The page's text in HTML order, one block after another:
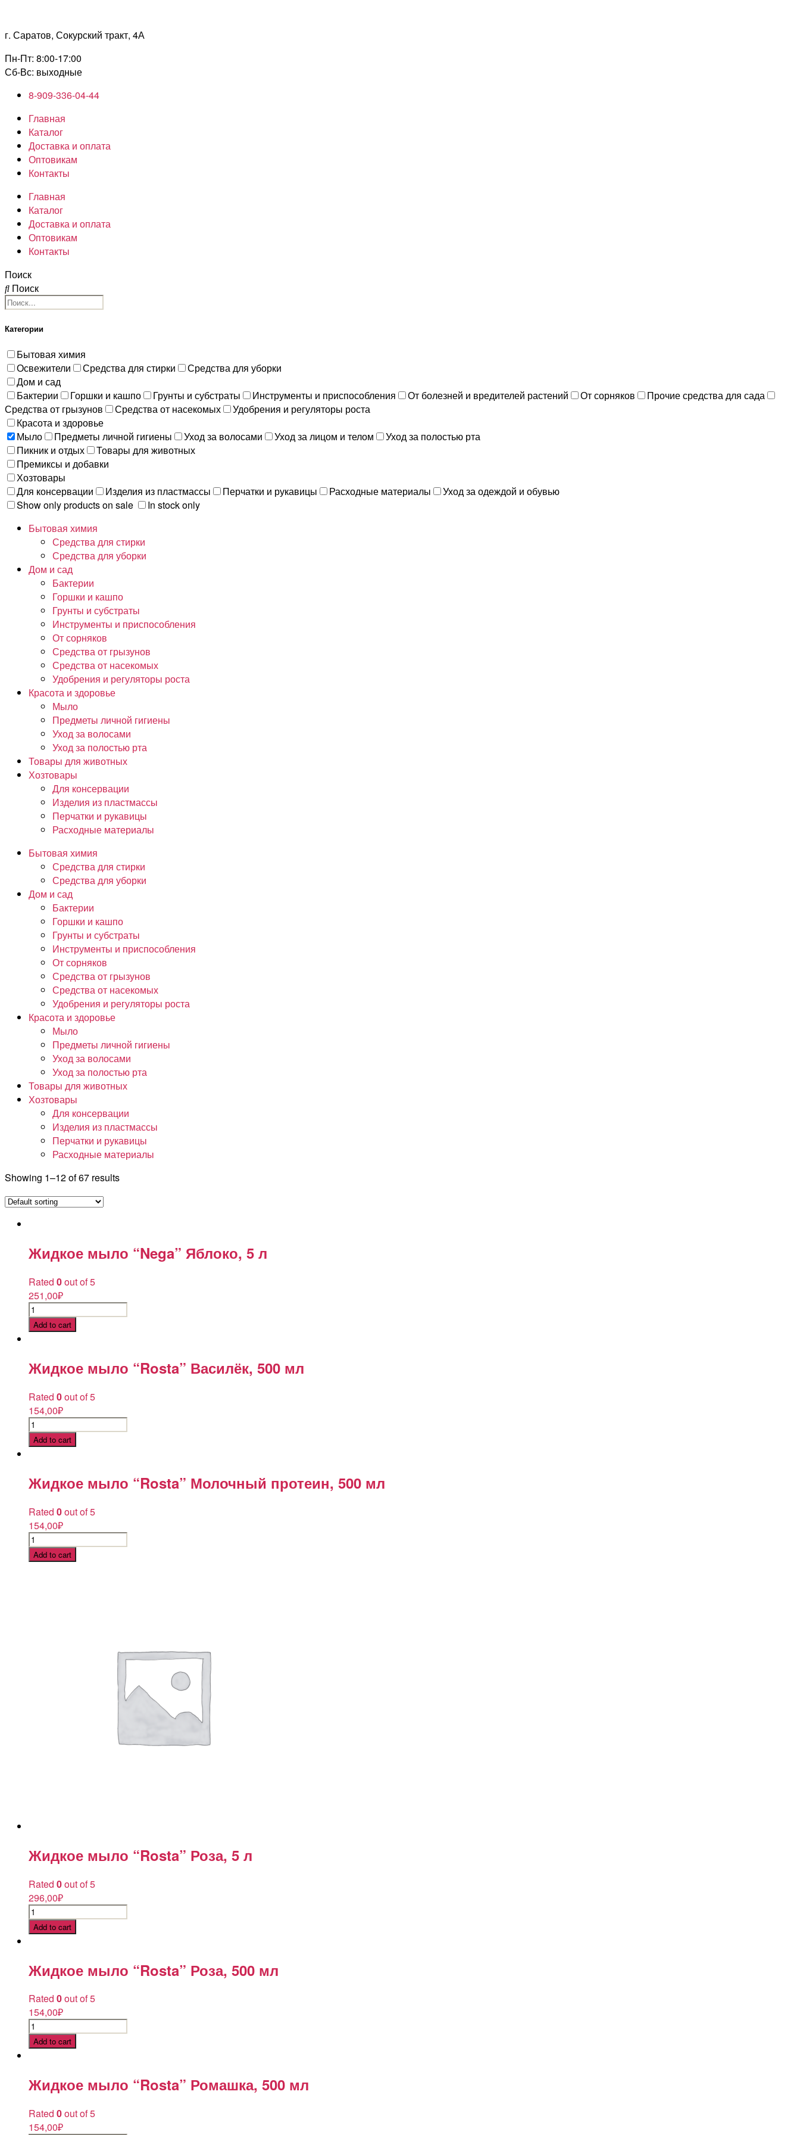
содержимому
г. Саратов, Сокурский тракт, 4А
Пн-Пт: 8:00-17:00
Сб-Вс: выходные
8-909-336-04-44
Главная
Каталог
Доставка и оплата
Оптовикам
Контакты
Главная
Каталог
Доставка и оплата
Оптовикам
Контакты
Поиск
Поиск
Категории
Бытовая химия
Освежители
Средства для стирки
Средства для уборки
Дом и сад
Бактерии
Горшки и кашпо Грунты и субстраты Инструменты и приспособления От болезней и вредителей растений От сорняков
Прочие средства для сада
Средства от грызунов
Средства от насекомых
Удобрения и регуляторы роста
Красота и здоровье
Мыло
Предметы личной гигиены Уход за волосами Уход за лицом и телом
Уход за полостью рта
Пикник и отдых
Товары для животных
Премиксы и добавки
Хозтовары
Для консервации
Изделия из пластмассы Перчатки и рукавицы Расходные материалы
Уход за одеждой и обувью
Show only products on sale
In stock only
Бытовая химия
Средства для стирки
Средства для уборки
Дом и сад
Бактерии
Горшки и кашпо
Грунты и субстраты
Инструменты и приспособления
От сорняков
Средства от грызунов
Средства от насекомых
Удобрения и регуляторы роста
Красота и здоровье
Мыло
Предметы личной гигиены
Уход за волосами
Уход за полостью рта
Товары для животных
Хозтовары
Для консервации
Изделия из пластмассы
Перчатки и рукавицы
Расходные материалы
Бытовая химия
Средства для стирки
Средства для уборки
Дом и сад
Бактерии
Горшки и кашпо
Грунты и субстраты
Инструменты и приспособления
От сорняков
Средства от грызунов
Средства от насекомых
Удобрения и регуляторы роста
Красота и здоровье
Мыло
Предметы личной гигиены
Уход за волосами
Уход за полостью рта
Товары для животных
Хозтовары
Для консервации
Изделия из пластмассы
Перчатки и рукавицы
Расходные материалы
Showing 1–12 of 67 results
Жидкое мыло “Nega” Яблоко, 5 л
Rated 0out of 5
251,00₽
Жидкое
мыло
"Nega"
5
л
quantity
Add to cart
Жидкое мыло “Rosta” Василёк, 500 мл
Rated 0out of 5
154,00₽
Жидкое
мыло
"Rosta"
500
мл
quantity
Add to cart
Жидкое мыло “Rosta” Молочный протеин, 500 мл
Rated 0out of 5
154,00₽
Жидкое
мыло
"Rosta"
Add to cart
Жидкое мыло “Rosta” Роза, 5 л
Rated 0out of 5
296,00₽
Жидкое
мыло
"Rosta"
5
л
quantity
Add to cart
Жидкое мыло “Rosta” Роза, 500 мл
Rated 0out of 5
154,00₽
Жидкое
мыло
"Rosta"
500
мл
quantity
Add to cart
Жидкое мыло “Rosta” Ромашка, 500 мл
Rated 0out of 5
154,00₽